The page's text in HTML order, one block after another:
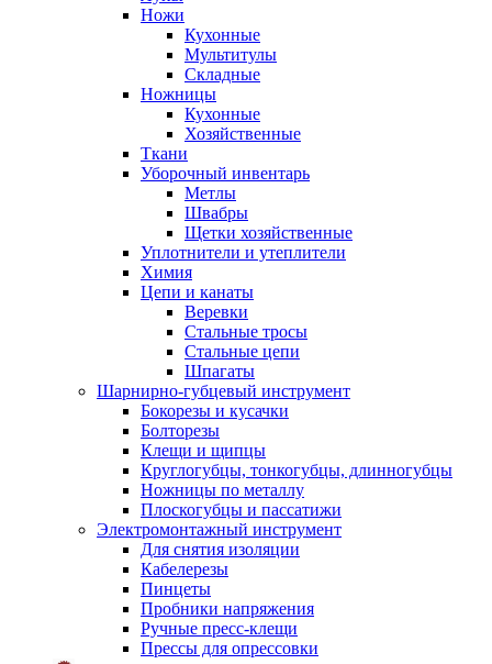
Ножи
Кухонные
Мультитулы
Складные
Ножницы
Кухонные
Хозяйственные
Ткани
Уборочный инвентарь
Метлы
Швабры
Щетки хозяйственные
Уплотнители и утеплители
Химия
Цепи и канаты
Веревки
Стальные тросы
Стальные цепи
Шпагаты
Шарнирно-губцевый инструмент
Бокорезы и кусачки
Болторезы
Клещи и щипцы
Круглогубцы, тонкогубцы, длинногубцы
Ножницы по металлу
Плоскогубцы и пассатижи
Электромонтажный инструмент
Для снятия изоляции
Кабелерезы
Пинцеты
Пробники напряжения
Ручные пресс-клещи
Прессы для опрессовки